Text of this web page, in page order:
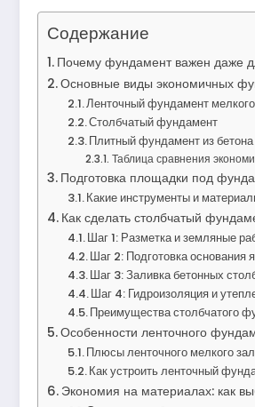
Содержание
Почему фундамент важен даже
Основные виды экономичных
Ленточный фундамент
Столбчатый фундамент
Плитный фундамент из
Таблица сравнения
Подготовка площадки под
Какие инструменты и
Как сделать столбчатый
Шаг 1: Разметка и земляные
Шаг 2: Подготовка основания
Шаг 3: Заливка бетонных
Шаг 4: Гидроизоляция и
Преимущества столбчатого
Особенности ленточного
Плюсы ленточного мелкого
Как устроить ленточный
Экономия на материалах: как